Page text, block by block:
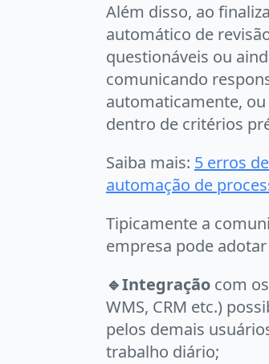
Além disso, ao
automático de
questionáveis ou
comunicando
automaticamente,
dentro de critérios
Saiba mais: 5 erros
automação de
Tipicamente a
empresa pode
🔹Integração com
WMS, CRM etc.)
pelos demais
trabalho diário;